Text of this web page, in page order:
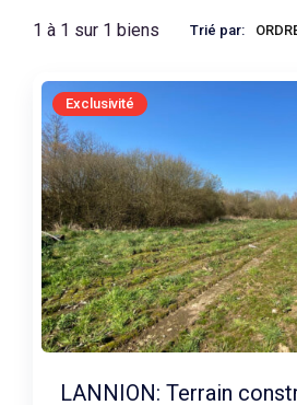
1 à 1 sur 1 biens Trié par:
Exclusivité
LANNION: Terrain